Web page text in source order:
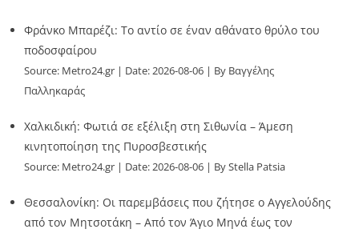
Φράνκο Μπαρέζι: Το αντίο σε έναν αθάνατο θρύλο του
ποδοσφαίρου
Source: Metro24.gr Date: 2026-08-06
By Βαγγέλης
Παλληκαράς
Χαλκιδική: Φωτιά σε εξέλιξη στη Σιθωνία – Άμεση
κινητοποίηση της Πυροσβεστικής
Source: Metro24.gr Date: 2026-08-06 By Stella Patsia
Θεσσαλονίκη: Οι παρεμβάσεις που ζήτησε ο Αγγελούδης
από τον Μητσοτάκη – Από τον Άγιο Μηνά έως τον